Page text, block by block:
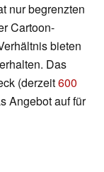
nur begrenzten
Cartoon-
bieten
Das
(derzeit600
Angebot auf für